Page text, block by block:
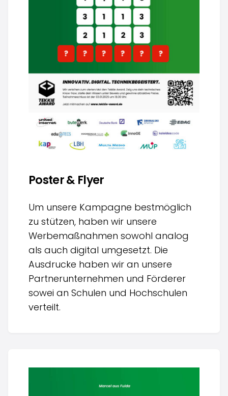
Poster & Flyer
Um unsere Kampagne bestmöglich
zu stützen, haben wir unsere
Werbemaßnahmen sowohl analog
als auch digital umgesetzt. Die
Ausdrucke haben wir an unsere
Partnerunternehmen und Förderer
sowei an Schulen und Hochschulen
verteilt.